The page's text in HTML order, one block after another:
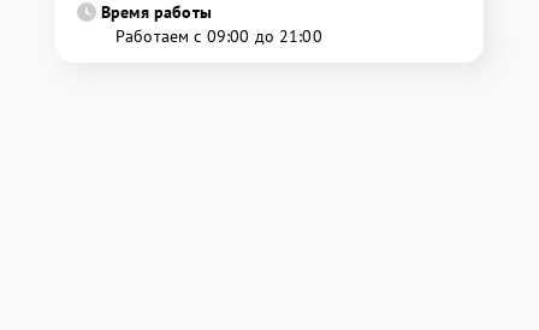
Время работы
Работаем с 09:00 до 21:00